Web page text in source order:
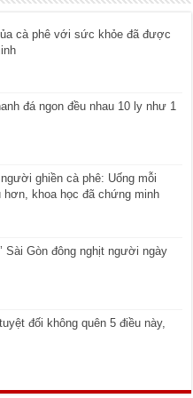
cà phê với sức khỏe đã được
đá ngon đều nhau 10 ly như 1
ghiền cà phê: Uống mỗi
hơn, khoa học đã chứng minh
Sài Gòn đông nghịt người ngày
đối không quên 5 điều này,